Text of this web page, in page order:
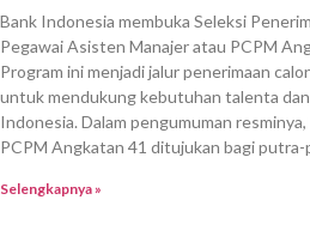
Bank Indonesia membuka Seleksi
Pegawai Asisten Manajer atau PCPM
Program ini menjadi jalur penerimaan
untuk mendukung kebutuhan talenta
Indonesia. Dalam pengumuman
PCPM Angkatan 41 ditujukan bagi
Selengkapnya »